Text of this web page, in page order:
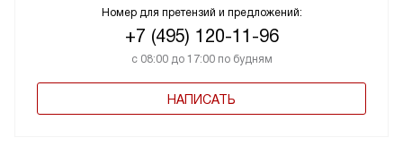
Номер для претензий и предложений:
+7 (495) 120-11-96
с 08:00 до 17:00 по будням
НАПИСАТЬ